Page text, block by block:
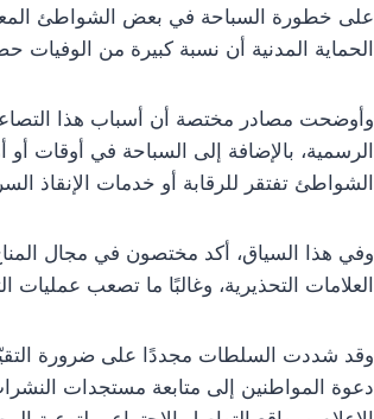
على خطورة السباحة في بعض الشواطئ
الحماية المدنية أن نسبة كبيرة من
وأوضحت مصادر مختصة أن أسباب هذا
الرسمية، بالإضافة إلى السباحة في أوقات
الشواطئ تفتقر للرقابة أو خدمات الإنقاذ
وفي هذا السياق، أكد مختصون في مجال
العلامات التحذيرية، وغالبًا ما تصعب
وقد شددت السلطات مجددًا على ضرورة
دعوة المواطنين إلى متابعة مستجدات